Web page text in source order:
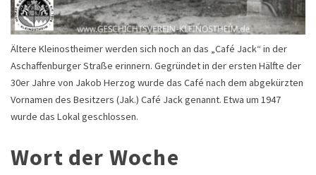
Ältere Kleinostheimer werden sich noch an das „Café Jack“ in der
Aschaffenburger Straße erinnern. Gegründet in der ersten Hälfte der
30er Jahre von Jakob Herzog wurde das Café nach dem abgekürzten
Vornamen des Besitzers (Jak.) Café Jack genannt. Etwa um 1947
wurde das Lokal geschlossen.
Wort der Woche